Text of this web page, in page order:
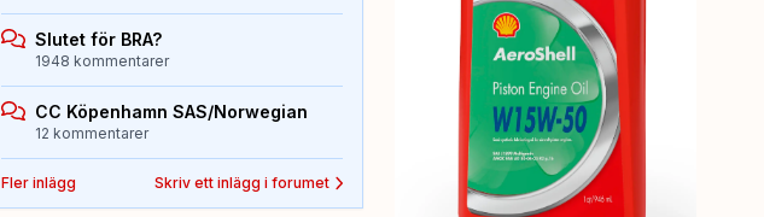
Slutet för BRA?
1948 kommentarer
CC Köpenhamn SAS/Norwegian
12 kommentarer
Fler inlägg Skriv ett inlägg i forumet